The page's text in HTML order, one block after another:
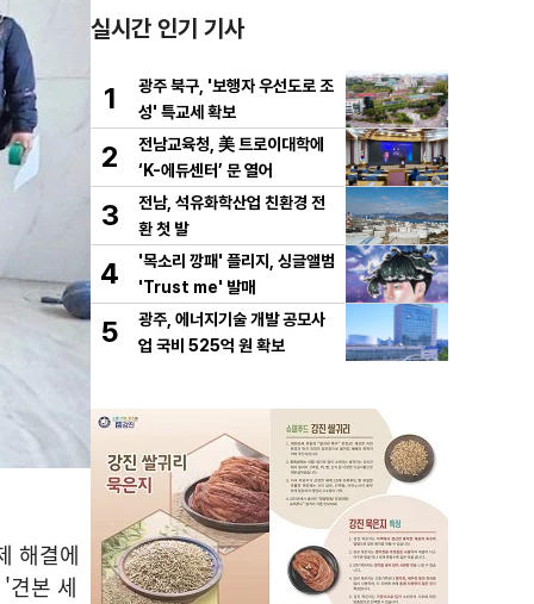
해결에
견본 세
실시간 인기 기사
1
광주 북구, '보행자 우선도로 조
성' 특교세 확보
2
전남교육청, 美 트로이대학에
‘K-에듀센터’ 문 열어
3
전남, 석유화학산업 친환경 전
환 첫 발
4
'목소리 깡패' 플리지, 싱글앨범
'Trust me' 발매
5
광주, 에너지기술 개발 공모사
업 국비 525억 원 확보